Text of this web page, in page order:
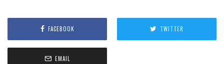
FACEBOOK TWITTER
EMAIL